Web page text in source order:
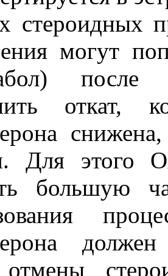
стероидных
могут
откат,
Для этого
большую